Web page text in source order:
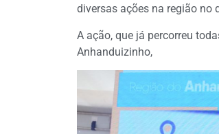
diversas ações na região no
A ação, que já percorreu
Anhanduizinho,